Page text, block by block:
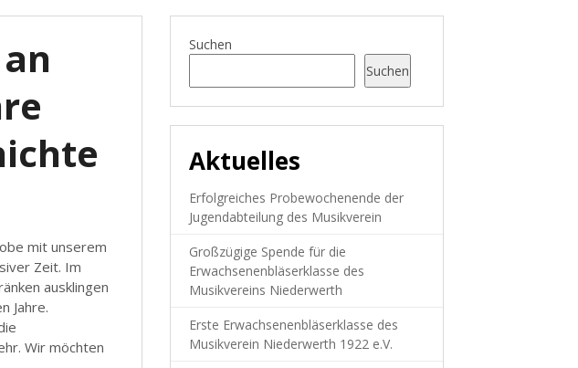
mit unserem
Zeit. Im
ausklingen
Jahre.
Wir möchten
Suchen
Suchen
Aktuelles
Erfolgreiches Probewochenende der
Jugendabteilung des Musikverein
Großzügige Spende für die
Erwachsenenbläserklasse des
Musikvereins Niederwerth
Erste Erwachsenenbläserklasse des
Musikverein Niederwerth 1922 e.V.